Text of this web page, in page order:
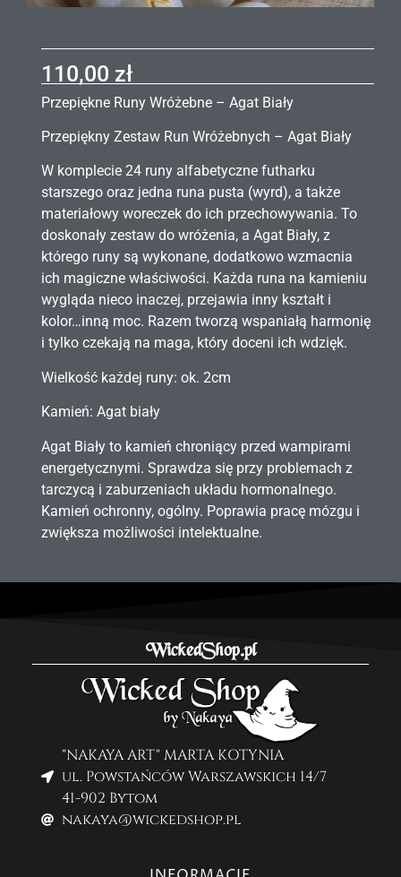
110,00 zł
Przepiękne Runy Wróżebne – Agat Biały
Przepiękny Zestaw Run Wróżebnych – Agat Biały
W komplecie 24 runy alfabetyczne futharku
starszego oraz jedna runa pusta (wyrd), a także
materiałowy woreczek do ich przechowywania. To
doskonały zestaw do wróżenia, a Agat Biały, z
którego runy są wykonane, dodatkowo wzmacnia
ich magiczne właściwości. Każda runa na kamieniu
wygląda nieco inaczej, przejawia inny kształt i
kolor…inną moc. Razem tworzą wspaniałą harmonię
i tylko czekają na maga, który doceni ich wdzięk.
Wielkość każdej runy: ok. 2cm
Kamień: Agat biały
Agat Biały to kamień chroniący przed wampirami
energetycznymi. Sprawdza się przy problemach z
tarczycą i zaburzeniach układu hormonalnego.
Kamień ochronny, ogólny. Poprawia pracę mózgu i
zwiększa możliwości intelektualne.
WickedShop.pl
"NAKAYA ART" MARTA KOTYNIA
ul. Powstańców Warszawskich 14/7
41-902 Bytom
nakaya@wickedshop.pl